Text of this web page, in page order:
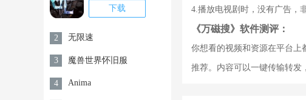
下载
2 无限速
3 魔兽世界怀旧服
4 Anima
4.播放电视剧时，没有广告，
《万磁搜》软件测评：
你想看的视频和资源在平台上
推荐。内容可以一键传输转发